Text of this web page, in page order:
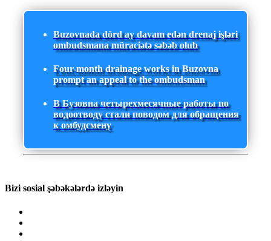
Buzovnada dörd ay davam edən drenaj işləri
ombudsmana müraciətə səbəb olub
Four-month drainage works in Buzovna
prompt an appeal to the ombudsman
В Бузовна четырехмесячные работы по
водоотводу стали поводом для обращения
к омбудсмену
Bizi sosial şəbəkələrdə izləyin